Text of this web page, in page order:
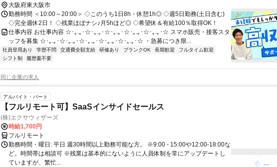
大阪府東大阪市
勤務時間 ＜10:00～20:00＞ ◇このうち1日8h・休憩1h◎ ◇週5日勤務(土日含む)
◇完全週休2日！ ◇残業ほぼナシ♪月5hほど◎ ◇希望休＆有給100％取得OK！
仕事内容 お仕事内容 ☆･｡.｡･☆･｡.｡･☆･｡.｡･☆･｡.｡･☆･｡.｡･☆ スマホ販売・接客スタ
ッフを募集 ☆･｡.｡･☆･｡.｡･☆･｡.｡･☆･｡.｡･☆･｡.｡･☆ ・急募につき限...
社員登用あり 学歴不問 交通費全額支給 研修あり ブランクOK 長期歓迎
フルタイム歓迎
シフト制
履歴書不要
同じ企業の求人
アルバイト・パート
【フルリモート可】SaaSインサイドセールス
(株)エクサウィザーズ
時給1,700円
フルリモート
勤務時間・曜日: 平日 週30時間以上勤務可能な方。 ※9:00 - 15:00や12:00-18:00な
ど。時間帯は相談可 ※残業は基本的にないように人員体制を常にアップデートし
ていますが、繁忙...